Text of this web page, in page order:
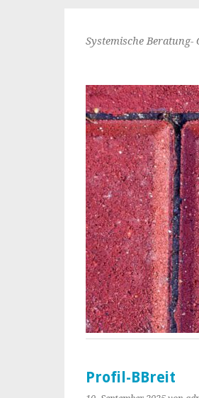
Systemische Beratung-
Profil-BBreit